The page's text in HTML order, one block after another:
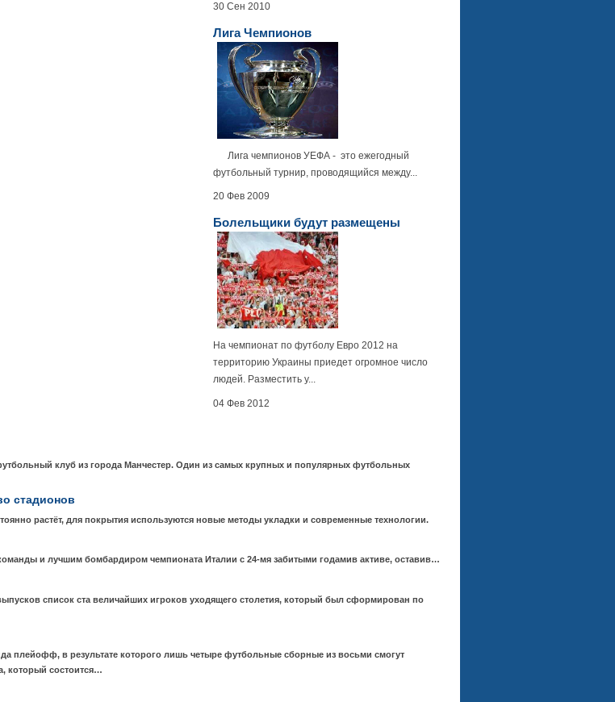
30 Сен 2010
Лига Чемпионов
Лига чемпионов УЕФА - это ежегодный
футбольный турнир, проводящийся между...
20 Фев 2009
Болельщики будут размещены
На чемпионат по футболу Евро 2012 на
территорию Украины приедет огромное число
людей. Разместить у...
04 Фев 2012
клуб из города Манчестер. Один из самых крупных и популярных футбольных
стадионов
растёт, для покрытия используются новые методы укладки и современные технологии.
и лучшим бомбардиром чемпионата Италии с 24-мя забитыми годамив активе, оставив…
список ста величайших игроков уходящего столетия, который был сформирован по
плейофф, в результате которого лишь четыре футбольные сборные из восьми смогут
который состоится…